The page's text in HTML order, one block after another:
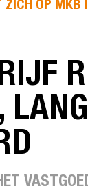
ZICH OP MKB